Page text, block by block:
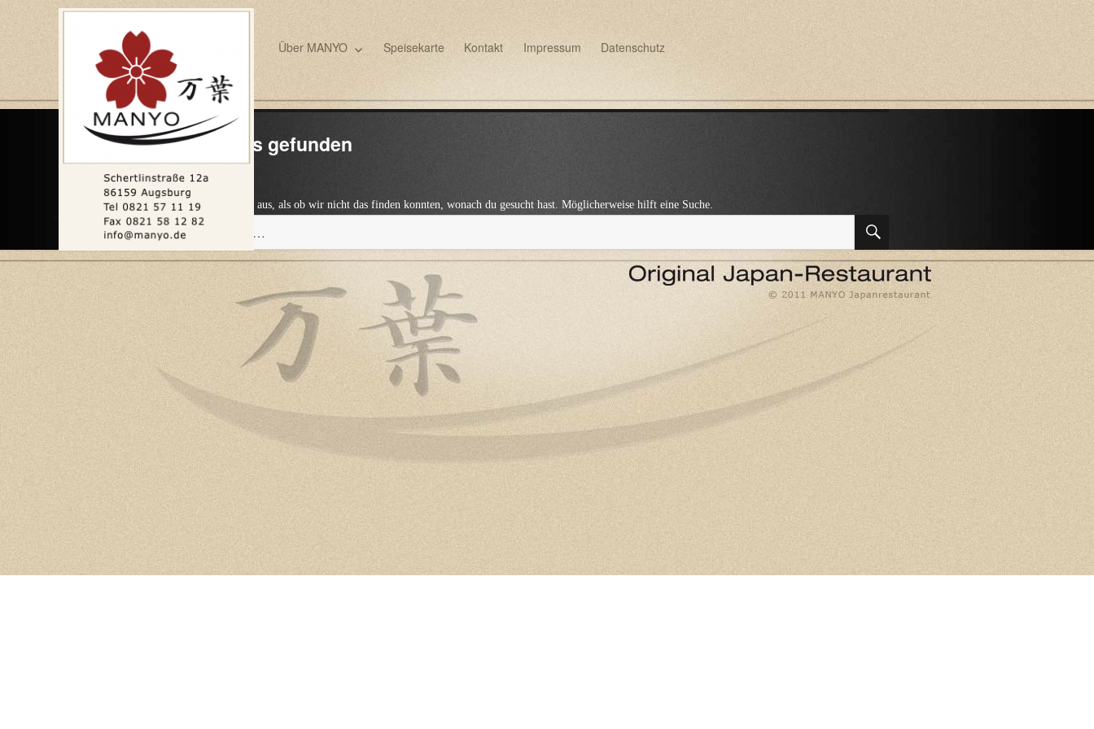
Über MANYO Speisekarte Kontakt Impressum Datenschutz
Nichts gefunden
Es sieht so aus, als ob wir nicht das finden konnten, wonach du gesucht hast. Möglicherweise hilft eine Suche.